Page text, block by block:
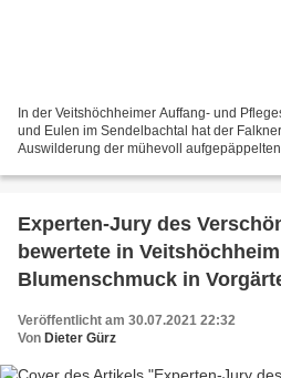
In der Veitshöchheimer Auffang- und
und Eulen im Sendelbachtal hat der
Auswilderung der mühevoll
Experten-Jury des
bewertete in
Blumenschmuck in
Veröffentlicht am 30.07.2021 22:32
Von Dieter Gürz